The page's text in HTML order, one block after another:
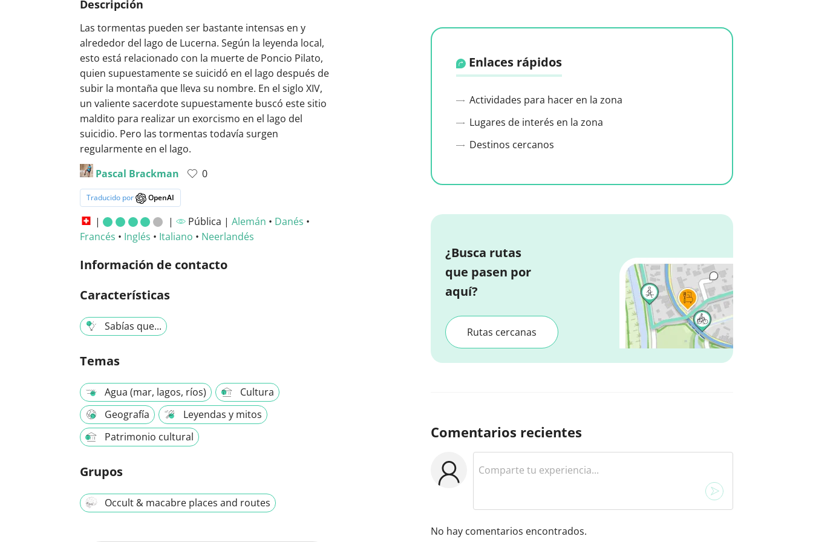
Descripción
Las tormentas pueden ser bastante intensas en y
alrededor del lago de Lucerna. Según la leyenda local,
esto está relacionado con la muerte de Poncio Pilato,
quien supuestamente se suicidó en el lago después de
subir la montaña que lleva su nombre. En el siglo XIV,
un valiente sacerdote supuestamente buscó este sitio
maldito para realizar un exorcismo en el lago del
suicidio. Pero las tormentas todavía surgen
regularmente en el lago.
Pascal Brackman
0
Traducido por OpenAI
| | Pública | Alemán • Danés •
Francés • Inglés • Italiano • Neerlandés
Información de contacto
Características
Sabías que...
Temas
Agua (mar, lagos, ríos)
Cultura
Geografía
Leyendas y mitos
Patrimonio cultural
Grupos
Occult & macabre places and routes
Enlaces rápidos
Actividades para hacer en la zona
Lugares de interés en la zona
Destinos cercanos
¿Busca rutas
que pasen por
aquí?
Rutas cercanas
Comentarios recientes
No hay comentarios encontrados.